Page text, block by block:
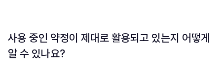
사용 중인 약정이 제대로 활용되고 있는지 어떻게
알 수 있나요?